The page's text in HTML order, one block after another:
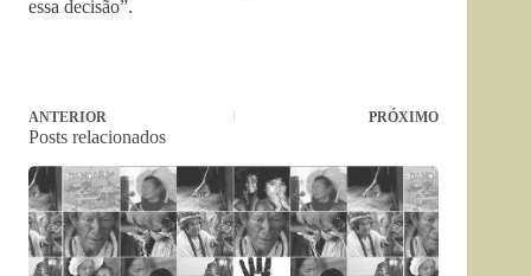
essa decisão”.
ANTERIOR PRÓXIMO
Posts relacionados